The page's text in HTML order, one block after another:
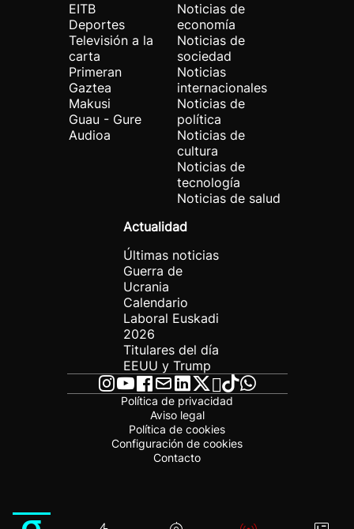
EITB
Deportes
Televisión a la
carta
Primeran
Gaztea
Makusi
Guau - Gure
Audioa
Noticias de
economía
Noticias de
sociedad
Noticias
internacionales
Noticias de
política
Noticias de
cultura
Noticias de
tecnología
Noticias de salud
Actualidad
Últimas noticias
Guerra de
Ucrania
Calendario
Laboral Euskadi
2026
Titulares del día
EEUU y Trump
Política de privacidad
Aviso legal
Política de cookies
Configuración de cookies
Contacto